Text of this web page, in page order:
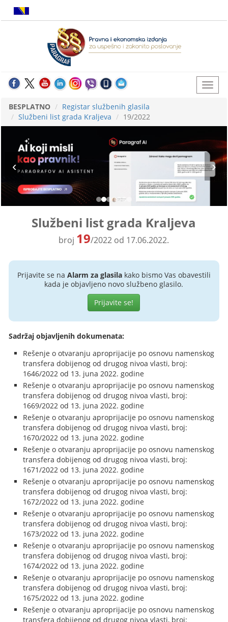
BESPLATNO
Registar službenih glasila
Službeni list grada Kraljeva
19/2022
Službeni list grada Kraljeva
broj 19/2022 od 17.06.2022.
Prijavite se na Alarm za glasilakako bismo Vas obavestili
kada je objavljeno novo službeno glasilo.
Prijavite se!
Sadržaj objavljenih dokumenata:
Rešenje o otvaranju aproprijacije po osnovu namenskog
transfera dobijenog od drugog nivoa vlasti, broj:
1646/2022 od 13. juna 2022. godine
Rešenje o otvaranju aproprijacije po osnovu namenskog
transfera dobijenog od drugog nivoa vlasti, broj:
1669/2022 od 13. juna 2022. godine
Rešenje o otvaranju aproprijacije po osnovu namenskog
transfera dobijenog od drugog nivoa vlasti, broj:
1670/2022 od 13. juna 2022. godine
Rešenje o otvaranju aproprijacije po osnovu namenskog
transfera dobijenog od drugog nivoa vlasti, broj:
1671/2022 od 13. juna 2022. godine
Rešenje o otvaranju aproprijacije po osnovu namenskog
transfera dobijenog od drugog nivoa vlasti, broj:
1672/2022 od 13. juna 2022. godine
Rešenje o otvaranju aproprijacije po osnovu namenskog
transfera dobijenog od drugog nivoa vlasti, broj:
1673/2022 od 13. juna 2022. godine
Rešenje o otvaranju aproprijacije po osnovu namenskog
transfera dobijenog od drugog nivoa vlasti, broj:
1674/2022 od 13. juna 2022. godine
Rešenje o otvaranju aproprijacije po osnovu namenskog
transfera dobijenog od drugog nivoa vlasti, broj:
1675/2022 od 13. juna 2022. godine
Rešenje o otvaranju aproprijacije po osnovu namenskog
transfera dobijenog od drugog nivoa vlasti, broj: